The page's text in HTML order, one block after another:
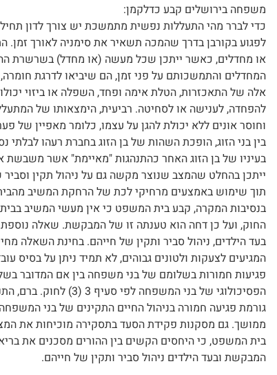
משפחה בירושלים קבע כדלקמן:
כדי לברר מהי התעללות נפשית מתמשכת יש צורך לדון
לפגוע בקורבן בדרך שהמכה תשאיר את סימניה לאורך
או מחדלים, כאשר ייתכן שכל מעשה (או מחדל) בשרשרת
המחדלים והתמשכותם על פני זמן, הם שיביאו לדרגת
אלה של התאכזרות, הטלת אימה ופחד, השפלה או ביזוי
להפחדה, לענישה או לסחיטה. רביעית, הימצאותו של
וחוסר אונים ללא יכולת להגן על עצמו, כלומר מאפיין
בין בני הזוג, הופכת השהות של בן הזוג בחברת רעהו
בעיניו של בן הזוג האחר כהתנהגות "מאיימת" אשר משבשת
ייתכן בהחלט שהמצב שנוצר מקשה גם על ניהול תקין
תוך שימוש באמצעים מרחיקי לכת של הרחקת המשיב
בנסיבות המקרה, קבע בית המשפט כי אין מעשי המשיב
החוק, ועל כן דחה הוא טענתה זו של המבקשת. שאלה
בעד הילדים, ניהול סביר ותקין של חייהם. בחינת השאלה
המגיעים לצעקות ולטונים גבוהים, לא תמיד ניתן על בסיס
הפסיכולוגי של בני
גורמת פגיעה חמורה בניהול החיים התקינים של בני
ממושך. גם מסקנות פקידת הסעד בתסקירה מוכיחות את
בית המשפט, כי היחסים הקשים בין ההורים מסכנים את
המבקשת ובעד הילדים ניהול סביר ותקין של חייהם.